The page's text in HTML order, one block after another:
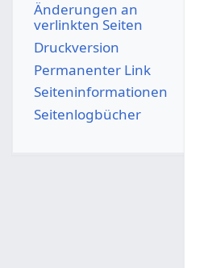
Änderungen an
verlinkten Seiten
Druckversion
Permanenter Link
Seiten­­informationen
Seitenlogbücher